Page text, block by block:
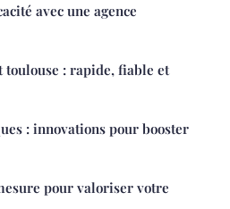
avec une agence
: rapide, fiable et
: innovations pour booster
pour valoriser votre